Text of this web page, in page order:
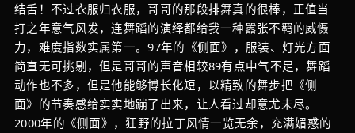
结舌！不过衣服归衣服，哥哥的那段排舞真的很棒，正值当
打之年意气风发，连舞蹈的演绎都给我一种嚣张不羁的威慑
力，难度指数实属第一。97年的《侧面》，服装、灯光方面
简直无可挑剔，但是哥哥的声音相较89有点中气不足，舞蹈
动作也不多，但是他能够博长化短，以精致的舞步把《侧
面》的节奏感给实实地蹦了出来，让人看过却意尤未尽。
2000年的《侧面》，狂野的拉丁风情一览无余，充满媚惑的